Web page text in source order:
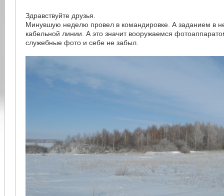
Здравствуйте друзья.
Минувшую неделю провел в командировке. А заданием в
кабельной линии. А это значит вооружаемся
служебные фото и себе не забыл.